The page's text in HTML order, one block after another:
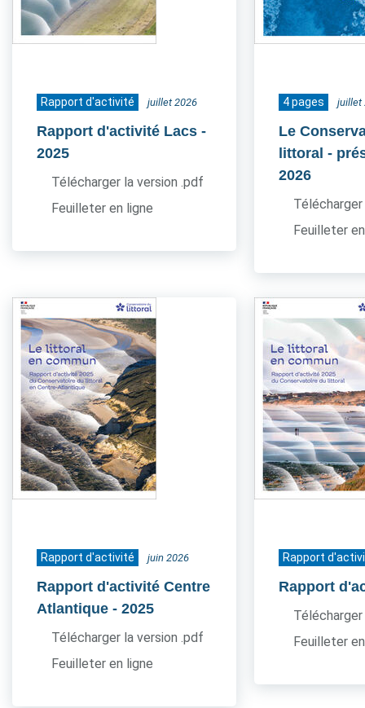
Rapport d'activité juillet 2026
Rapport d'activité Lacs -
2025
Télécharger la version .pdf
Feuilleter en ligne
4 pages juillet
Le
littoral -
2026
Feuilleter
Rapport d'activité juin 2026
Rapport d'activité Centre
Atlantique - 2025
Télécharger la version .pdf
Feuilleter en ligne
Rapport
Rapport
Feuilleter